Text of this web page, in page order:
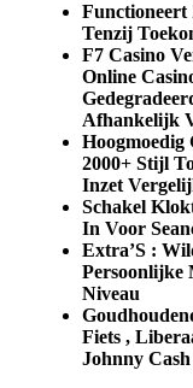
Functioneert
Tenzij
F7 Casino
Online
Afhankelijk
Hoogmoedig
2000+ Stijl
Inzet
Schakel
In Voor
Extra’S :
Persoonlijke
Niveau
Fiets ,
Johnny